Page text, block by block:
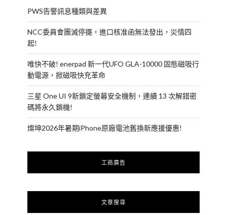
PWS告警訊息種類與差異
NCC委員會團滅停擺，進口核准函無法發出，災情四
起!
唯快不破! enerpad 新一代UFO GLA-10000 固態磁吸行
動電源，掀磁吸快充革命
三星 One UI 9新鎖定螢幕安全機制，連續 13 次解錯密
碼將永久鎖機!
燦坤2026年暑期iPhone原廠電池舊換新應援優惠!
工商廣告
文章搜尋